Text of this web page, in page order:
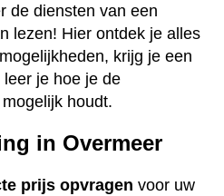
de diensten van een
lezen! Hier ontdek je alles
krijg je een
je hoe je de
houdt.
in Overmeer
prijs opvragen voor uw